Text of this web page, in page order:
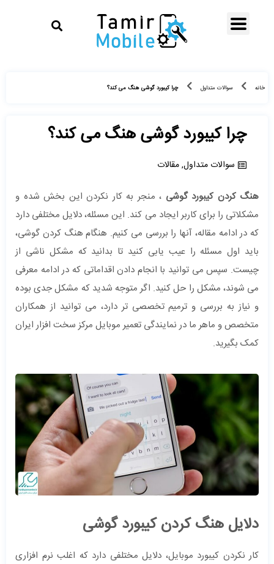
خانه سوالات متداول چرا کیبورد گوشی هنگ می کند؟
چرا کیبورد گوشی هنگ می کند؟
سوالات متداول,مقالات
هنگ کردن کیبورد گوشی ، منجر به کار نکردن این بخش شده و
مشکلاتی را برای کاربر ایجاد می کند. این مسئله، دلایل مختلفی دارد
که در ادامه مقاله، آنها را بررسی می کنیم. هنگام هنگ کردن گوشی،
باید اول مسئله را عیب یابی کنید تا بدانید که مشکل ناشی از
چیست. سپس می توانید با انجام دادن اقداماتی که در ادامه معرفی
می شوند، مشکل را حل کنید. اگر متوجه شدید که مشکل جدی بوده
و نیاز به بررسی و ترمیم تخصصی تر دارد، می توانید از همکاران
متخصص و ماهر ما در نمایندگی تعمیر موبایل مرکز سخت افزار ایران
کمک بگیرید.
دلایل هنگ کردن کیبورد گوشی
کار نکردن کیبورد موبایل، دلایل مختلفی دارد که اغلب نرم افزاری